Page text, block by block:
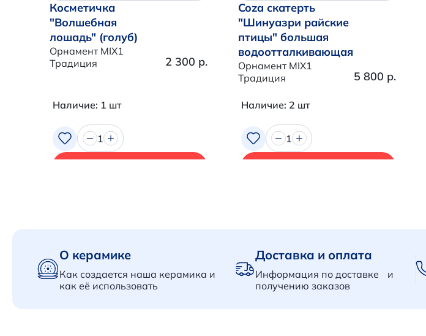
Косметичка
"Волшебная
лошадь" (голуб)
Орнамент MIX1
Традиция
2 300 р.
Наличие: 1 шт
1
Coza скатерть
"Шинуазри райские
птицы" большая
водоотталкивающая
Орнамент MIX1
Традиция
5 800 р.
Наличие: 2 шт
1
О керамике
Как создается наша керамика и
как её использовать
Доставка и оплата
Информация по доставке и
получению заказов